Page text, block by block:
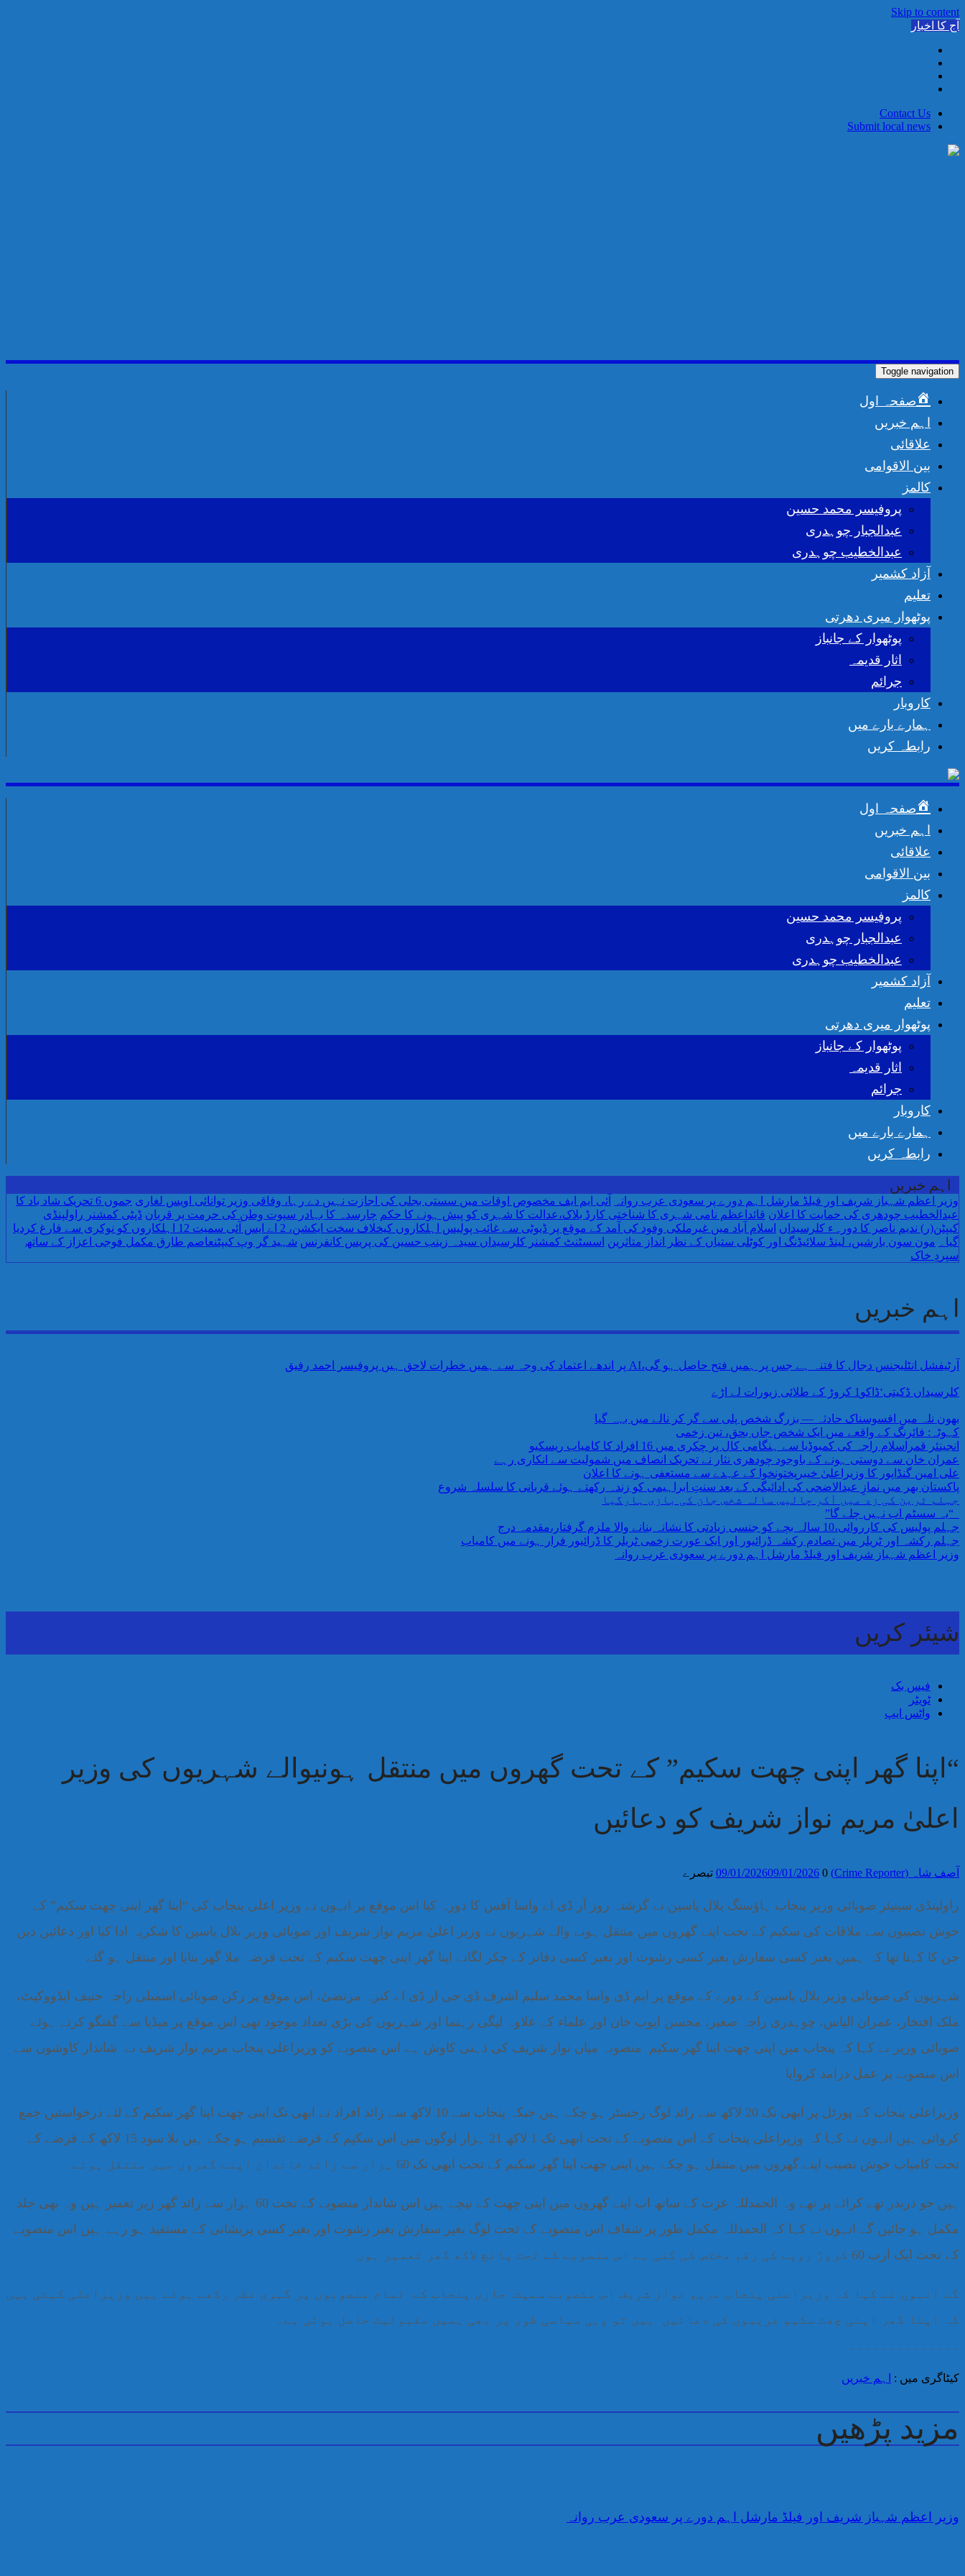
Skip to content
آج کا اخبار
Contact Us
Submit local news
Toggle navigation
صفحہ اول
اہم خبریں
علاقائی
بین الاقوامی
کالمز
پروفیسر محمد حسین
عبدالجبار چوہدری
عبدالخطیب چوہدری
آزاد کشمیر
تعلیم
پوٹھوار میری دھرتی
پوٹھوار کے جانباز
اثار قدیمہ
جرائم
کاروبار
ہمارے بارے میں
رابطہ کریں
صفحہ اول
اہم خبریں
علاقائی
بین الاقوامی
کالمز
پروفیسر محمد حسین
عبدالجبار چوہدری
عبدالخطیب چوہدری
آزاد کشمیر
تعلیم
پوٹھوار میری دھرتی
پوٹھوار کے جانباز
اثار قدیمہ
جرائم
کاروبار
ہمارے بارے میں
رابطہ کریں
اہم خبریں
وزیر اعظم شہباز شریف اور فیلڈ مارشل اہم دورے پر سعودی عرب روانہ آئی ایم ایف مخصوص اوقات میں سستی بجلی کی اجازت نہیں دے رہا، وفاقی وزیر توانائی اویس لغاری
جموں 6 تحریک شاد باد کا
عبدالخطیب چودھری کی حمایت کا اعلان قائداعظم نامی شہری کا شناختی کارڈ بلاک،عدالت کا شہری کو پیش ہونے کا حکم چارسدہ کا بہادر سپوت وطن کی حرمت پر قربان ڈپٹی کمشنر راولپنڈی
کیپٹن(ر) ندیم ناصر کا دورہء کلرسیداں
اسلام آباد میں غیرملکی وفود کی آمد کے موقع پر ڈیوٹی سے غائب پولیس اہلکاروں کیخلاف سخت ایکشن، 2 اے ایس آئی سمیت 12 اہلکاروں کو نوکری سے فارغ کردیا
گیا۔
مون سون بارشیں، لینڈ سلائیڈنگ اور کوٹلی ستیاں کے نظر انداز متاثرین اسسٹنٹ کمشنر کلرسیداں سیدہ زینب حسین کی پریس کانفرنس شہید گر وپ کیپٹنعاصم طارق مکمل فوجی اعزاز کے ساتھ
سپردِ خاک
اہم خبریں
آرٹیفشل انٹلیجنس دجال کا فتنہ ہے جس پر ہمیں فتح حاصل ہو گی،AI پر اندھے اعتماد کی وجہ سے ہمیں خطرات لاحق ہیں پروفیسر احمد رفیق
کلرسیداں ڈکیتی‘ڈاکو1 کروڑ کے طلائی زیورات لے اڑے
بھون نلہ میں افسوسناک حادثہ — بزرگ شخص پلی سے گر کر نالے میں بہہ گیا
کہوٹہ: فائرنگ کے واقعے میں ایک شخص جاں بحق، تین زخمی
انجینئر قمراسلام راجہ کی کمبوڈیا سے ہنگامی کال پر چکری میں 16 افراد کا کامیاب ریسکیو
عمران خان سے دوستی ہونے کے باوجود چودھری نثار نے تحریک انصاف میں شمولیت سے انکاری رہے
علی امین گنڈاپور کا وزیراعلیٰ خیبرپختونخوا کے عہدے سے مستعفی ہونے کا اعلان
پاکستان بھر میں نمازِ عیدالاضحی کی ادائیگی کے بعد سنتِ ابراہیمی کو زندہ رکھتے ہوئے قربانی کا سلسلہ شروع
جہلم ٹرین کی زد میں آکر چالیس سالہ شخص جان کی بازی ہارگیا
“یہ سسٹم اب نہیں چلے گا”
جہلم پولیس کی کارروائی،10 سالہ بچے کو جنسی زیادتی کا نشانہ بنانے والا ملزم گرفتار،مقدمہ درج
جہلم رکشہ اور ٹریلر میں تصادم رکشہ ڈرائیور اور ایک عورت زخمی ٹریلر کا ڈرائیور فرار ہونے میں کامیاب
وزیر اعظم شہباز شریف اور فیلڈ مارشل اہم دورے پر سعودی عرب روانہ
شیئر کریں
فیس بک
ٹویٹر
واٹس ایپ
“اپنا گھر اپنی چھت سکیم” کے تحت گھروں میں منتقل ہونیوالے شہریوں کی وزیر
اعلیٰ مریم نواز شریف کو دعائیں
آصف شاہ (Crime Reporter) 09/01/202609/01/2026 0 تبصرے
راولپنڈی سینیئر صوبائی وزیر پنجاب ہاؤسنگ بلال یاسین نے گزشتہ روز آر ڈی اے واسا آفس کا دورہ کیا اس موقع پر انہوں نے وزیر اعلی پنجاب کی “اپنا گھر اپنی چھت سکیم” کے
خوش نصیبوں سے ملاقات کی سکیم کے تحت اپنے گھروں میں منتقل ہونے والے شہریوں نے وزیر اعلیٰ مریم نواز شریف اور صوبائی وزیر بلال یاسین کا شکریہ ادا کیا اور دعائیں دیں
جن کا کہنا تھا کہ ہمیں بغیر کسی سفارش بغیر کسی رشوت اور بغیر کسی دفاتر کے چکر لگانے اپنا گھر اپنی چھت سکیم کے تحت قرضہ ملا گھر بنایا اور منتقل ہو گئے
شہریوں کی صوبائی وزیر بلال یاسین کے دورے کے موقع پر ایم ڈی واسا محمد سلیم اشرف ڈی جی ار ڈی اے کنزہ مرتضیٰ، اس موقع پر رکن صوبائی اسمبلی راجہ حنیف ایڈووکیٹ،
ملک افتخار، عمران الیاس، چوہدری راجہ صغیر، محسن ایوب خان اور علماء کے علاوہ لیگی رہنما اور شہریوں کی بڑی تعداد موجود تھی اس موقع پر میڈیا سے گفتگو کرتے ہوئے
صوبائی وزیر نے کہا کہ پنجاب میں اپنی چھت اپنا گھر سکیم منصوبہ میاں نواز شریف کی ذہنی کاوش ہے اس منصوبے کو وزیراعلی پنجاب مریم نواز شریف نے شاندار کاوشوں سے
اس منصوبے پر عمل درامد کروایا
وزیراعلی پنجاب کے پورٹل پر ابھی تک 20 لاکھ سے زائد لوگ رجسٹر ہو چکے ہیں جبکہ پنجاب سے 10 لاکھ سے زائد افراد نے ابھی تک اپنی چھت اپنا گھر سکیم کے لئے درخواستیں جمع
کروائی ہیں انہوں نے کہا کہ وزیراعلی پنجاب کے اس منصوبے کے تحت ابھی تک 1 لاکھ 21 ہزار لوگوں میں اس سکیم کے قرضے تقسیم ہو چکے ہیں بلا سود 15 لاکھ کے قرضے کے
تحت کامیاب خوش نصیب اپنے گھروں میں منتقل ہو چکے ہیں اپنی چھت اپنا گھر سکیم کے تحت ابھی تک 60 ہزار سے زائد خاندان اپنے گھروں میں منتقل ہوئے
ہیں جو دربدر تھے کرائے پر تھے وہ الحمدللہ عزت کے ساتھ اب اپنے گھروں میں اپنی چھت کے نیچے ہیں اس شاندار منصوبے کے تحت 60 ہزار سے زائد گھر زیر تعمیر ہیں وہ بھی جلد
مکمل ہو جائیں گے انہوں نے کہا کہ الحمدللہ مکمل طور پر شفاف اس منصوبے کے تحت لوگ بغیر سفارش بغیر رشوت اور بغیر کسی پریشانی کے مستفید ہو رہے ہیں اس منصوبے
کے تحت ایک ارب 60 کروڑ روپے کی رقم مختص کی گئی ہے اس منصوبے کے تحت پانچ لاکھ گھر تعمیر ہوں
گے انہوں نے کہا کہ وزیراعلی پنجاب مریم نواز شریف اس منصوبے سمیت جاری پنجاب کے تمام منصوبوں پر گہری نظر رکھے ہوئے ہیں وزیراعلی کہتی ہیں
کہ اپنا گھر اپنی چھت سکیم غریبوں کی دعائیں ہیں تو وہی سیاسی طور پر بھی ہمیں مقبولیت حاصل ہوئی ہے۔
۔۔۔۔۔۔۔۔۔۔۔۔۔۔
کیٹاگری میں : اہم خبریں
مزید پڑھیں
وزیر اعظم شہباز شریف اور فیلڈ مارشل اہم دورے پر سعودی عرب روانہ